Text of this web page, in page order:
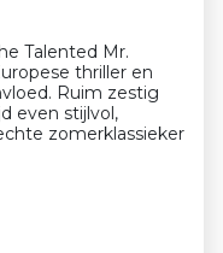
Talented Mr.
thriller en
Ruim zestig
even stijlvol,
zomerklassieker